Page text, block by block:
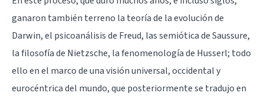
ganaron también terreno la teoría de la evolución de
Darwin, el psicoanálisisde Freud, lassemióticadeSaussure,
la filosofía de Nietzsche, la fenomenología de Husserl; todo
ello en el marco de una visión universal, occidental y
eurocéntrica del mundo, que posteriormente se tradujo en